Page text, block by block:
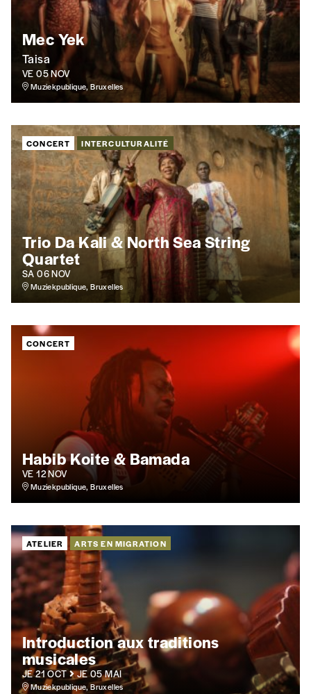
Format numérique
Je commande au numéro
Édition papier (livraison en Belgique
uniquement)
Quantité
AJOUTER
Édition numérique
Offre découverte
Vous souhaitez découvrirImag? Nous vous
offrons les deux derniers numéros publiés.
Je souhaite bénéficier de l’offre
découverte
Cadeau
Faites découvrir l'
lui un abonnement ou numéro au choix.
J’offre un abonnement (5
numéros)
J’offre le(s) numéro(s)
Mec Yek
Taisa
VE 05 NOV
Muziekpublique, Bruxelles
CONCERT INTERCULTURALITÉ
Trio Da Kali & North Sea String
Quartet
SA 06 NOV
Muziekpublique, Bruxelles
CONCERT
Habib Koite & Bamada
VE 12 NOV
Muziekpublique, Bruxelles
ATELIER ARTS EN MIGRATION
Introduction aux traditions
musicales
JE 21 OCT JE 05 MAI
Muziekpublique, Bruxelles